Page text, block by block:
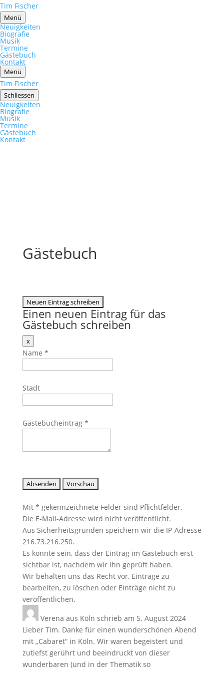
Tim Fischer
Menü
Neuigkeiten
Biografie
Musik
Termine
Gästebuch
Kontakt
Menü
Tim Fischer
Schliessen
Neuigkeiten
Biografie
Musik
Termine
Gästebuch
Kontakt
Gästebuch
Einen neuen Eintrag für das
Gästebuch schreiben
xDieses
Formular
ausblenden
Name *
Stadt
Gästebucheintrag *
Mit * gekennzeichnete Felder sind Pflichtfelder.
Die E-Mail-Adresse wird nicht veröffentlicht.
Aus Sicherheitsgründen speichern wir die IP-Adresse
216.73.216.250.
Es könnte sein, dass der Eintrag im Gästebuch erst
sichtbar ist, nachdem wir ihn geprüft haben.
Wir behalten uns das Recht vor, Einträge zu
bearbeiten, zu löschen oder Einträge nicht zu
veröffentlichen.
Verena aus Köln schrieb am 5. August 2024
Lieber Tim. Danke für einen wunderschönen Abend
mit „Cabaret“ in Köln. Wir waren begeistert und
zutiefst gerührt und beeindruckt von dieser
wunderbaren (und in der Thematik so